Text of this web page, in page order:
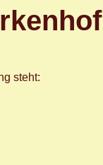
steht: